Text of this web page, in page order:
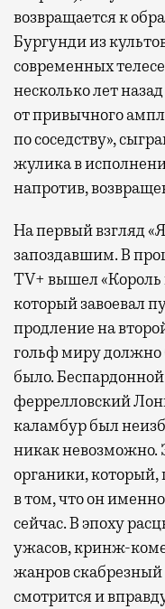
возвращается к
Бургунди из
современных
несколько лет
от привычного
по соседству»,
жулика в
напротив,
На первый взгляд
запоздавшим. В
TV+ вышел «Король
который завоевал
продление на
гольф миру должно
было.
феррелловский
каламбур был
никак невозможно.
органики, который,
в том, что он
сейчас. В эпоху
ужасов, кринж-
жанров
смотрится и